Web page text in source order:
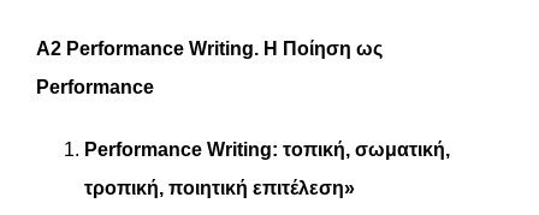
Α2 Performance Writing. Η Ποίηση ως
Performance
Performance Writing: τοπική, σωματική,
τροπική, ποιητική επιτέλεση»